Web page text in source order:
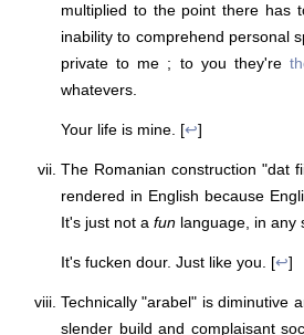
multiplied to the point there has
inability to comprehend personal
private to me ; to you they're
whatevers.
Your life is mine. [↩]
The Romanian construction "dat
rendered in English because
It's just not a fun language, in any
It's fucken dour. Just like you. [↩]
Technically "arabel" is diminutive
slender build and complaisant